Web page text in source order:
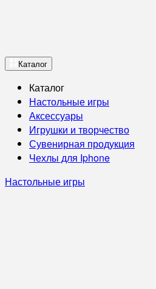
Каталог
Каталог
Настольные игры
Аксессуары
Игрушки и творчество
Сувенирная продукция
Чехлы для Iphone
Настольные игры